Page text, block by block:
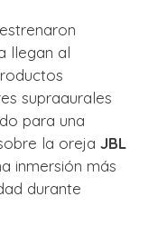
llegan al
supraaurales
para una
la oreja JBL
inmersión más
durante